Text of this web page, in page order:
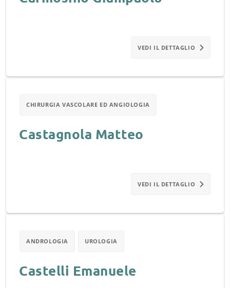
VEDI IL DETTAGLIO
CHIRURGIA VASCOLARE ED ANGIOLOGIA
Castagnola Matteo
VEDI IL DETTAGLIO
ANDROLOGIA UROLOGIA
Castelli Emanuele